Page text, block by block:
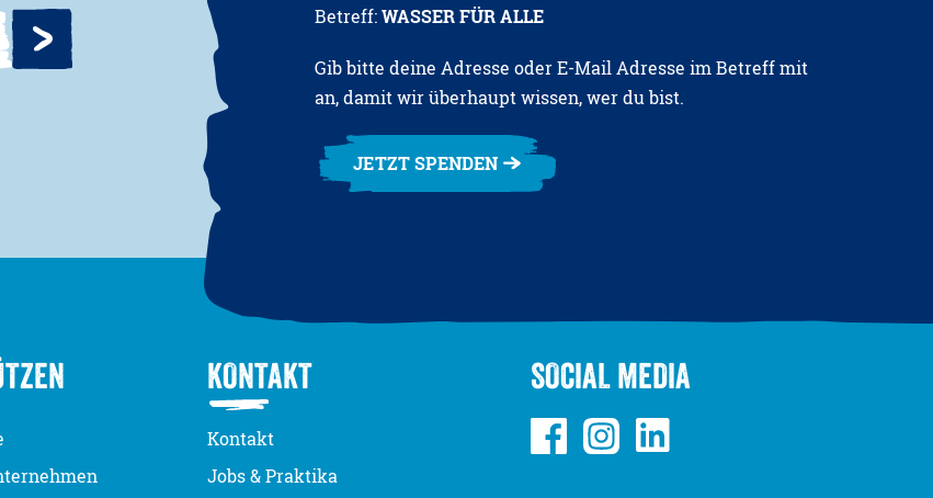
Betreff:WASSER FÜR ALLE
Gib bitte deine Adresse oder E-Mail Adresse im Betreff mit
an, damit wir überhaupt wissen, wer du bist.
JETZT SPENDEN
KONTAKT
Kontakt
Jobs & Praktika
SOCIAL MEDIA